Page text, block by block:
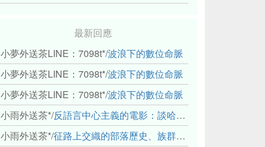
最新回應
小夢外送茶LINE：7098t*/波浪下的數位命脈
小夢外送茶LINE：7098t*/波浪下的數位命脈
小夢外送茶LINE：7098t*/波浪下的數位命脈
小雨外送茶*/反語言中心主義的電影：談哈佛感官民族誌實驗室
小雨外送茶*/征路上交織的部落歷史、族群與國家邊界敘事： 《路有多長》、《高砂的翅膀》、《檔案／李光輝》